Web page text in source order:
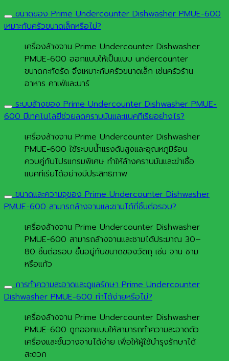
ขนาดของ Prime Undercounter Dishwasher PMUE-600
เหมาะกับครัวขนาดเล็กหรือไม่?
เครื่องล้างจาน Prime Undercounter Dishwasher
PMUE-600 ออกแบบให้เป็นแบบ undercounter
ขนาดกะทัดรัด จึงเหมาะกับครัวขนาดเล็ก เช่นครัวร้าน
อาหาร คาเฟ่และบาร์
ระบบล้างของ Prime Undercounter Dishwasher PMUE-
600 มีเทคโนโลยีช่วยลดคราบมันและแบคทีเรียอย่างไร?
เครื่องล้างจาน Prime Undercounter Dishwasher
PMUE-600 ใช้ระบบน้ำแรงดันสูงและอุณหภูมิร้อน
ควบคู่กับโปรแกรมพิเศษ ทำให้ล้างคราบมันและฆ่าเชื้อ
แบคทีเรียได้อย่างมีประสิทธิภาพ
ขนาดและความจุของ Prime Undercounter Dishwasher
PMUE-600 สามารถล้างจานและชามได้กี่ชิ้นต่อรอบ?
เครื่องล้างจาน Prime Undercounter Dishwasher
PMUE-600 สามารถล้างจานและชามได้ประมาณ 30–
80 ชิ้นต่อรอบ ขึ้นอยู่กับขนาดของวัตถุ เช่น จาน ชาม
หรือแก้ว
การทำความสะอาดและดูแลรักษา Prime Undercounter
Dishwasher PMUE-600 ทำได้ง่ายหรือไม่?
เครื่องล้างจาน Prime Undercounter Dishwasher
PMUE-600 ถูกออกแบบให้สามารถทำความสะอาดตัว
เครื่องและชั้นวางจานได้ง่าย เพื่อให้ผู้ใช้บำรุงรักษาได้
สะดวก